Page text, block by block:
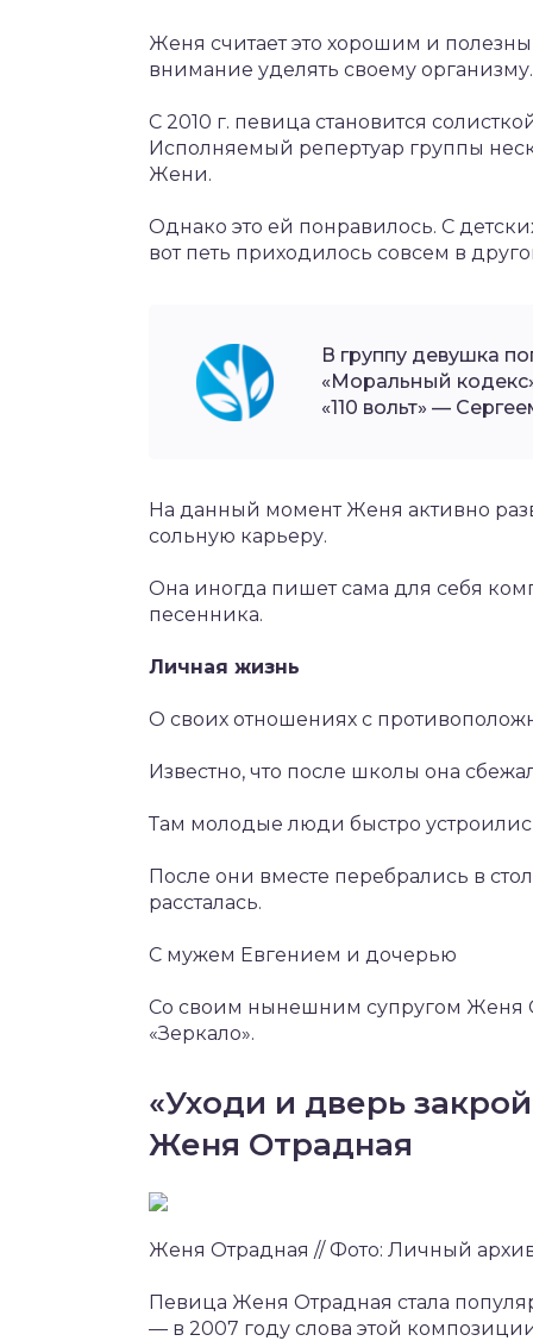
Женя считает это хорошим и
внимание уделять своему организму.
С 2010 г. певица становится
Исполняемый репертуар группы
Жени.
Однако это ей понравилось. С
вот петь приходилось совсем в
В группу девушка
«Моральный
«110 вольт» —
На данный момент Женя активно
сольную карьеру.
Она иногда пишет сама для себя
песенника.
Личная жизнь
О своих отношениях с
Известно, что после школы она
Там молодые люди быстро
После они вместе перебрались в
рассталась.
C мужем Евгением и дочерью
Со своим нынешним супругом Женя
«Зеркало».
«Уходи и дверь
Женя Отрадная
Женя Отрадная // Фото: Личный
Певица Женя Отрадная стала
— в 2007 году слова этой